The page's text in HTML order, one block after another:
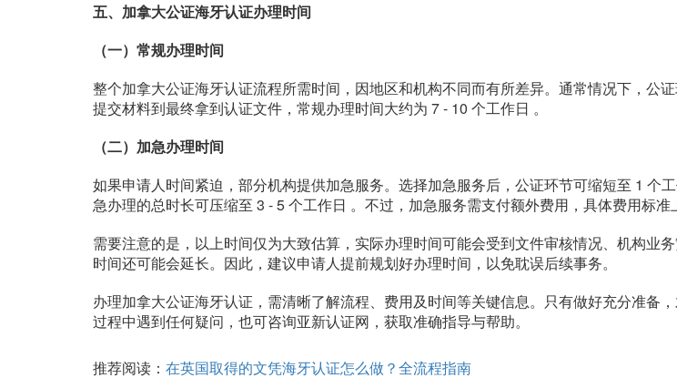
五、加拿大公证海牙认证办理时间
（一）常规办理时间
整个加拿大公证海牙认证流程所需时间，因地区和机构不同而有所差异。通常情况下，公
提交材料到最终拿到认证文件，常规办理时间大约为 7 - 10 个工作日 。
（二）加急办理时间
如果申请人时间紧迫，部分机构提供加急服务。选择加急服务后，公证环节可缩短至 1 个
急办理的总时长可压缩至 3 - 5 个工作日 。不过，加急服务需支付额外费用，具体费用标准
需要注意的是，以上时间仅为大致估算，实际办理时间可能会受到文件审核情况、机构业
时间还可能会延长。因此，建议申请人提前规划好办理时间，以免耽误后续事务。
办理加拿大公证海牙认证，需清晰了解流程、费用及时间等关键信息。只有做好充分准备
过程中遇到任何疑问，也可咨询亚新认证网，获取准确指导与帮助。
推荐阅读： 在英国取得的文凭海牙认证怎么做？全流程指南